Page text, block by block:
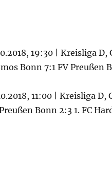
19:30 | Kreisliga D,
Bonn 7:1 FV Preußen
11:00 | Kreisliga D,
Bonn 2:3 1. FC